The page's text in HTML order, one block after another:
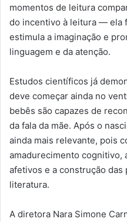
momentos de leitura
do incentivo à leitura — ela
estimula a imaginação e
linguagem e da atenção.
Estudos científicos já
deve começar ainda no
bebês são capazes de
da fala da mãe. Após o
ainda mais relevante, pois
amadurecimento cognitivo,
afetivos e a construção
literatura.
A diretora Nara Simone